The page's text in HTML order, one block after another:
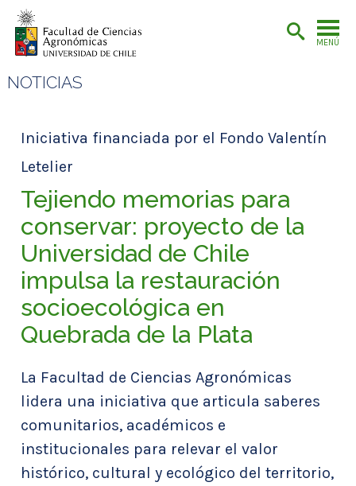
MENÚ
NOTICIAS
Iniciativa financiada por el Fondo Valentín
Letelier
Tejiendo memorias para
conservar: proyecto de la
Universidad de Chile
impulsa la restauración
socioecológica en
Quebrada de la Plata
La Facultad de Ciencias Agronómicas
lidera una iniciativa que articula saberes
comunitarios, académicos e
institucionales para relevar el valor
histórico, cultural y ecológico del territorio,